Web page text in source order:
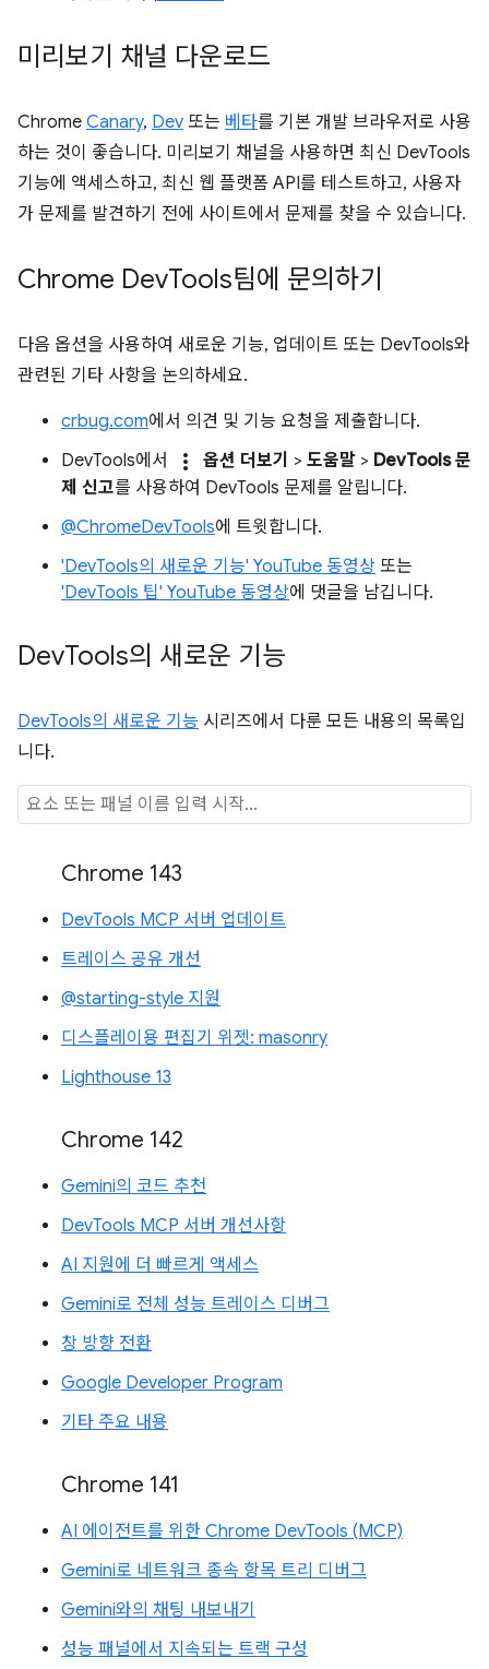
미리보기 채널 다운로드
Chrome Canary, Dev 또는 베타를 기본 개발 브라우저로 사용
하는 것이 좋습니다. 미리보기 채널을 사용하면 최신 DevTools
기능에 액세스하고, 최신 웹 플랫폼 API를 테스트하고, 사용자
가 문제를 발견하기 전에 사이트에서 문제를 찾을 수 있습니다.
Chrome DevTools팀에 문의하기
다음 옵션을 사용하여 새로운 기능, 업데이트 또는 DevTools와
관련된 기타 사항을 논의하세요.
crbug.com에서 의견 및 기능 요청을 제출합니다.
DevTools에서
more_vert 옵션 더보기 > 도움말 > DevTools 문
제 신고를 사용하여 DevTools 문제를 알립니다.
@ChromeDevTools에 트윗합니다.
'DevTools의 새로운 기능' YouTube 동영상 또는
'DevTools 팁' YouTube 동영상에 댓글을 남깁니다.
DevTools의 새로운 기능
DevTools의 새로운 기능 시리즈에서 다룬 모든 내용의 목록입
니다.
Chrome 143
DevTools MCP 서버 업데이트
트레이스 공유 개선
@starting-style 지원
디스플레이용 편집기 위젯: masonry
Lighthouse 13
Chrome 142
Gemini의 코드 추천
DevTools MCP 서버 개선사항
AI 지원에 더 빠르게 액세스
Gemini로 전체 성능 트레이스 디버그
창 방향 전환
Google Developer Program
기타 주요 내용
Chrome 141
AI 에이전트를 위한 Chrome DevTools (MCP)
Gemini로 네트워크 종속 항목 트리 디버그
Gemini와의 채팅 내보내기
성능 패널에서 지속되는 트랙 구성